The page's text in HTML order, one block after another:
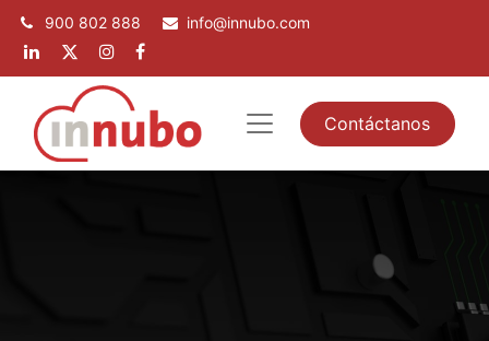
900 802 888 info@innubo.com
Contáctanos